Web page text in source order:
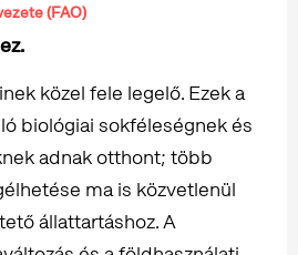
(FAO)
közel fele legelő. Ezek a
biológiai sokféleségnek és
adnak otthont; több
ma is közvetlenül
állattartáshoz. A